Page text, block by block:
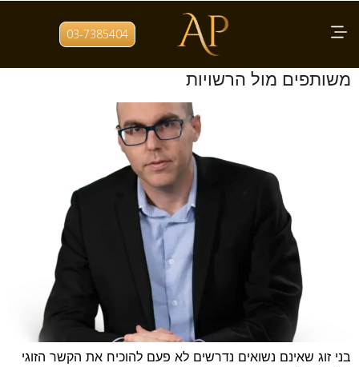
03-7385404 תגית: תצהיר למלגה
תצהיר ידועים בציבור: איך מוכיחים חיים
משותפים מול הרשויות
בני זוג שאינם נשואים נדרשים לא פעם להוכיח את הקשר הזוגי